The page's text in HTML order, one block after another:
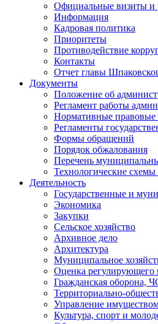
Официальные визиты и
Информация
Кадровая политика
Приоритеты
Противодействие
Контакты
Отчет главы
Документы
Положение об
Регламент работы
Нормативные правовые
Регламенты
Формы обращений
Порядок обжалования
Перечень
Технологические
Деятельность
Государственные и
Экономика
Закупки
Сельское хозяйство
Архивное дело
Архитектура
Муниципальное
Оценка регулирующего
Гражданская оборона,
Территориально-
Управление
Культура, спорт и